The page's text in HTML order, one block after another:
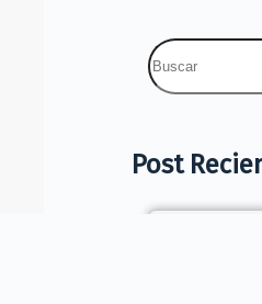
Post